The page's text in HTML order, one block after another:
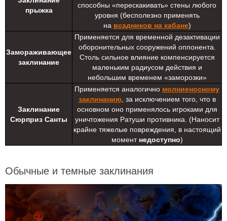
прыжка
способны «перескакивать» стены любого
уровня (бесполезно применять
на всадников на кабане)
Замораживающее
заклинание
Применяется для временной дезактивации
оборонительных сооружений оппонента.
Столь сильное влияние компенсируется
маленьким радиусом действия и
небольшим временем «заморозки»
Заклинание
Сюрприз Санты
Применяется аналогично молниеносному
заклинанию, за исключением того, что в
основном оно применялось игроками для
уничтожения Ратуши противника. (Наносит
крайне тяжелые повреждения, в настоящий
момент недоступно)
Обычные и темные заклинания